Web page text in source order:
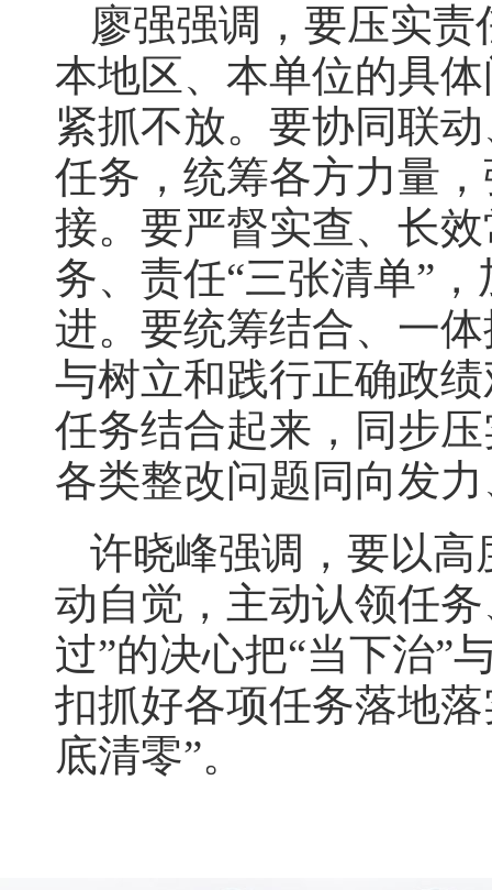
廖强强调，要压实
本地区、本单位的具
紧抓不放。要协同联
任务，统筹各方力量
接。要严督实查、长
务、责任“三张清单”
进。要统筹结合、一
与树立和践行正确政
任务结合起来，同步
各类整改问题同向发
许晓峰强调，要以
动自觉，主动认领任
过”的决心把“当下治”
扣抓好各项任务落地
底清零”。